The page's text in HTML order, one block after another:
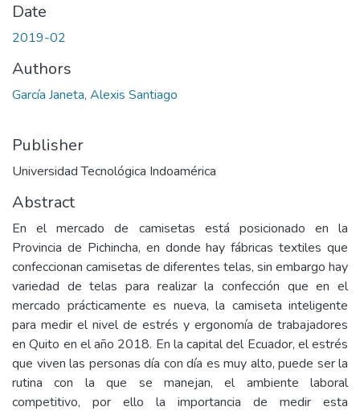
Date
2019-02
Authors
García Janeta, Alexis Santiago
Publisher
Universidad Tecnológica Indoamérica
Abstract
En el mercado de camisetas está posicionado en la
Provincia de Pichincha, en donde hay fábricas textiles que
confeccionan camisetas de diferentes telas, sin embargo hay
variedad de telas para realizar la confección que en el
mercado prácticamente es nueva, la camiseta inteligente
para medir el nivel de estrés y ergonomía de trabajadores
en Quito en el año 2018. En la capital del Ecuador, el estrés
que viven las personas día con día es muy alto, puede ser la
rutina con la que se manejan, el ambiente laboral
competitivo, por ello la importancia de medir esta